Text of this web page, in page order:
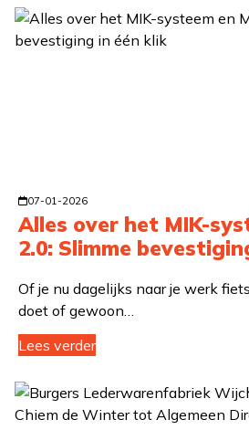
07-01-2026
Alles over het MIK-
2.0: Slimme
Of je nu dagelijks naar je werk
doet of gewoon…
Lees verder